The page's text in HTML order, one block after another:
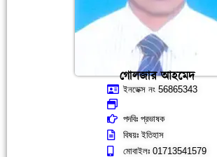
গোলজার আহমেদ
ইনডেক্স নং 56865343
পদবিঃ প্রভাষক
বিষয়ঃ ইতিহাস
মোবাইলঃ 01713541579